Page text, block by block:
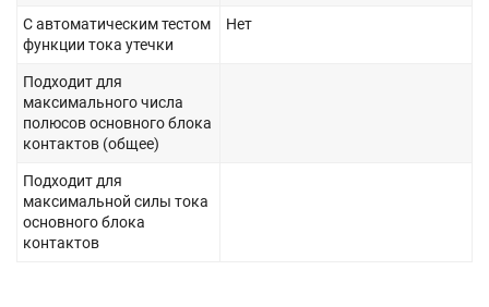
С автоматическим тестом
функции тока утечки
Нет
Подходит для
максимального числа
полюсов основного блока
контактов (общее)
Подходит для
максимальной силы тока
основного блока
контактов